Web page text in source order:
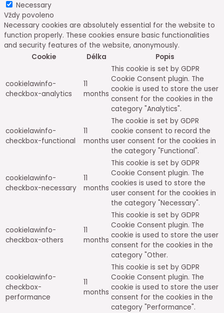
Necessary
Vždy povoleno
Necessary cookies are absolutely essential for the website to
function properly. These cookies ensure basic functionalities
and security features of the website, anonymously.
Cookie
Délka Popis
cookielawinfo-
checkbox-analytics
11
months
This cookie is set by GDPR
Cookie Consent plugin. The
cookie is used to store the user
consent for the cookies in the
category "Analytics".
cookielawinfo-
checkbox-functional
11
months
The cookie is set by GDPR
cookie consent to record the
user consent for the cookies in
the category "Functional".
cookielawinfo-
checkbox-necessary
11
months
This cookie is set by GDPR
Cookie Consent plugin. The
cookies is used to store the
user consent for the cookies in
the category "Necessary".
cookielawinfo-
checkbox-others
11
months
This cookie is set by GDPR
Cookie Consent plugin. The
cookie is used to store the user
consent for the cookies in the
category "Other.
cookielawinfo-
checkbox-
performance
11
months
This cookie is set by GDPR
Cookie Consent plugin. The
cookie is used to store the user
consent for the cookies in the
category "Performance".